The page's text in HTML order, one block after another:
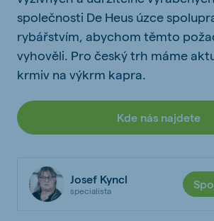
společnosti De Heus úzce
rybářstvím, abychom těmto
vyhověli. Pro český trh máme
krmiv na výkrm kapra.
Kde nás najdete
Josef Kyncl
specialista